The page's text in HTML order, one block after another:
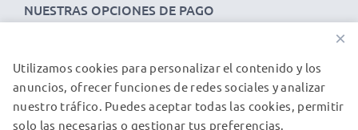
NUESTRAS OPCIONES DE PAGO
NUESTROS PARTNERS DE ENVÍO
×
Utilizamos cookies para personalizar el contenido y los
anuncios, ofrecer funciones de redes sociales y analizar
nuestro tráfico. Puedes aceptar todas las cookies, permitir
solo las necesarias o gestionar tus preferencias.